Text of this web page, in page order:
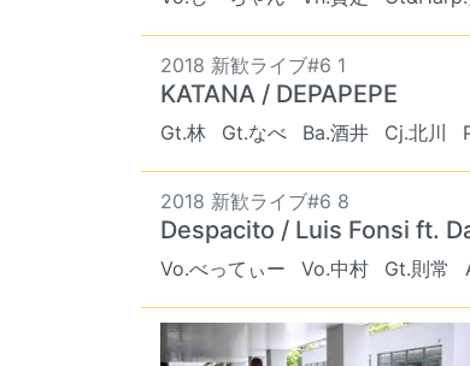
2018 新歓ライブ#6 1
KATANA / DEPAPEPE
Gt.林 Gt.なべ Ba.酒井 Cj.北川
2018 新歓ライブ#6 8
Despacito / Luis Fonsi ft.
Vo.べってぃー Vo.中村 Gt.則常